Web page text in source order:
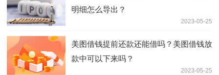
明细怎么导出？
2023-05-25
美图借钱提前还款还能借吗？美图借钱放
款中可以下来吗？
2023-05-25